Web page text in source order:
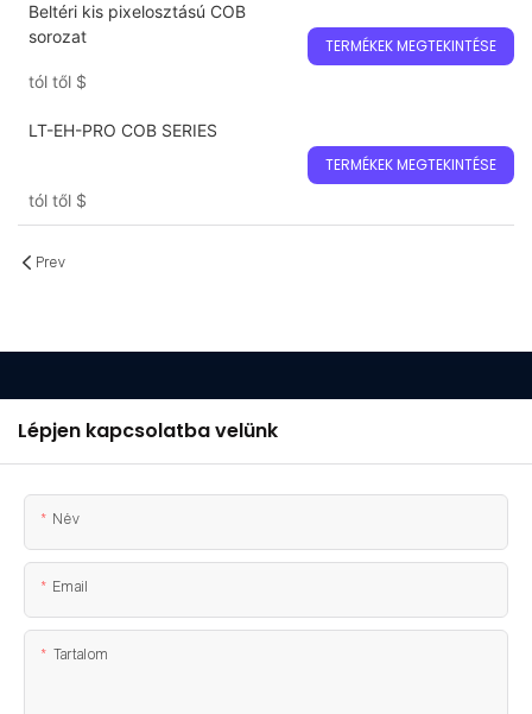
Beltéri kis pixelosztású COB
sorozat
tól től $
TERMÉKEK MEGTEKINTÉSE
LT-EH-PRO COB SERIES
tól től $
TERMÉKEK MEGTEKINTÉSE
Prev
Lépjen kapcsolatba velünk
Név
Email
Tartalom